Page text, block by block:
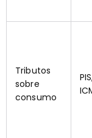
Tributos
sobre
consumo